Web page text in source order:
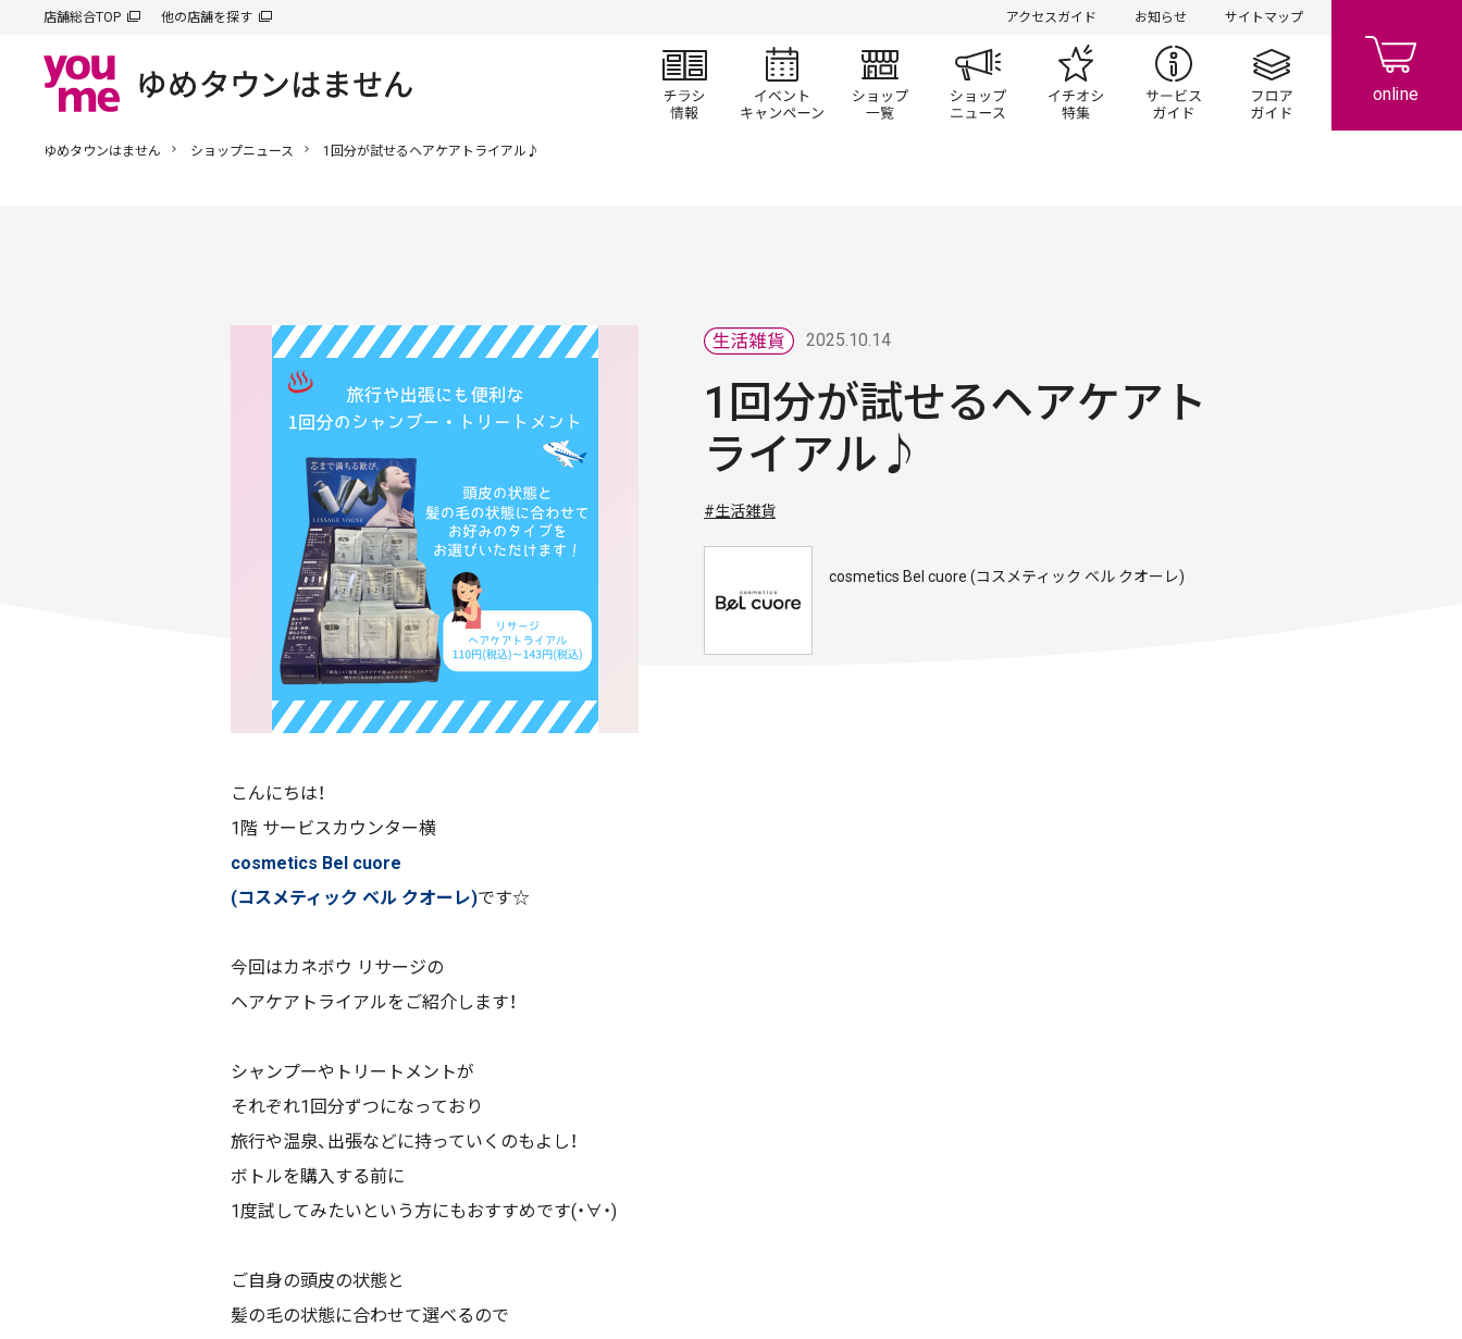
店舗総合TOP 他の店舗を探す アクセスガイド お知らせ サイトマップ
チラシ情報 イベント/キャンペーン
ショップ一覧 ショップニュースイチオシ特集 サービスガイドフロアガイド
ゆめタウンはません ショップニュース 1回分が試せるヘアケアトライアル♪
2025.10.14
1回分が試せるヘアケアト
ライアル♪
#生活雑貨
cosmetics Bel cuore (コスメティック ベル クオーレ)
こんにちは！
1階 サービスカウンター横
cosmetics Bel cuore
(コスメティック ベル クオーレ)です☆
今回はカネボウ リサージの
ヘアケアトライアルをご紹介します！
シャンプーやトリートメントが
それぞれ1 回分ずつになっており
旅行や温泉、出張などに持っていくのもよし！
ボトルを購入する前に
1度試してみたいという方にもおすすめです(・∀・)
ご自身の頭皮の状態と
髪の毛の状態に合わせて選べるので